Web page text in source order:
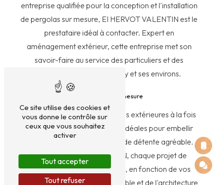
entreprise qualifiée pour la conception et l'installation
de pergolas sur mesure, EI HERVOT VALENTIN est le
prestataire idéal à contacter. Expert en
aménagement extérieur, cette entreprise met son
savoir-faire au service des particuliers et des
professionnels à Parthenay et ses environs.
Conception sur mesure
Les pergolas sont des structures extérieures à la fois
esthétiques et fonctionnelles, idéales pour embellir
votre espace et créer un coin de détente agréable.
Chez EI HERVOT VALENTIN, chaque projet de
pergola est conçu sur mesure, en fonction de vos
envies, de votre espace disponible et de l'architecture
Ce site utilise des cookies et
vous donne le contrôle sur
ceux que vous souhaitez
activer
Tout accepter
Tout refuser